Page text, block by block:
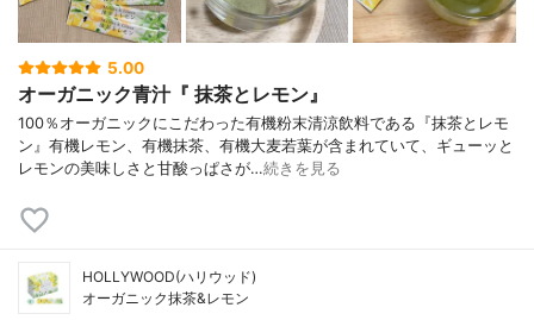
5.00
オーガニック青汁『 抹茶とレモン』
100％オーガニックにこだわった有機粉末清涼飲料である『抹茶とレモ
ン』有機レモン、有機抹茶、有機大麦若葉が含まれていて、ギューッと
レモンの美味しさと甘酸っぱさが…続きを見る
HOLLYWOOD(ハリウッド)
オーガニック抹茶&レモン